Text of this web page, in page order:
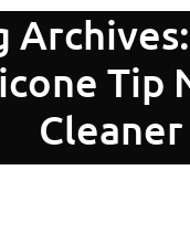
Tip
Cleaner